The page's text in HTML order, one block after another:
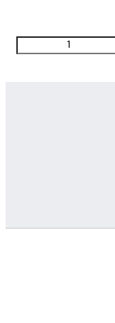
Jeigu turite